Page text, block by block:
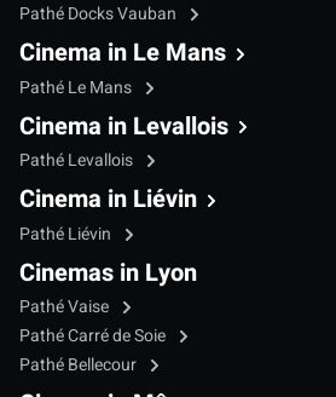
Pathé Docks Vauban
Cinema in Le Mans
Pathé Le Mans
Cinema in Levallois
Pathé Levallois
Cinema in Liévin
Pathé Liévin
Cinemas in Lyon
Pathé Vaise
Pathé Carré de Soie
Pathé Bellecour